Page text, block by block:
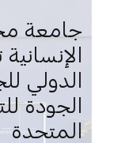
جامعة
الدولي
الجودة
المتحدة